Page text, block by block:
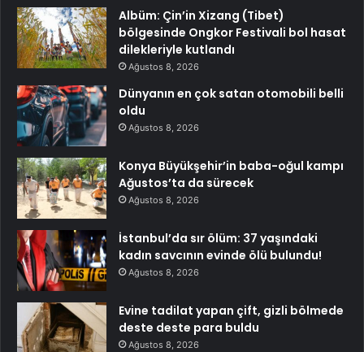
Albüm: Çin’in Xizang (Tibet)
bölgesinde Ongkor Festivali bol hasat
dilekleriyle kutlandı
Ağustos 8, 2026
Dünyanın en çok satan otomobili belli
oldu
Ağustos 8, 2026
Konya Büyükşehir’in baba-oğul kampı
Ağustos’ta da sürecek
Ağustos 8, 2026
İstanbul’da sır ölüm: 37 yaşındaki
kadın savcının evinde ölü bulundu!
Ağustos 8, 2026
Evine tadilat yapan çift, gizli bölmede
deste deste para buldu
Ağustos 8, 2026